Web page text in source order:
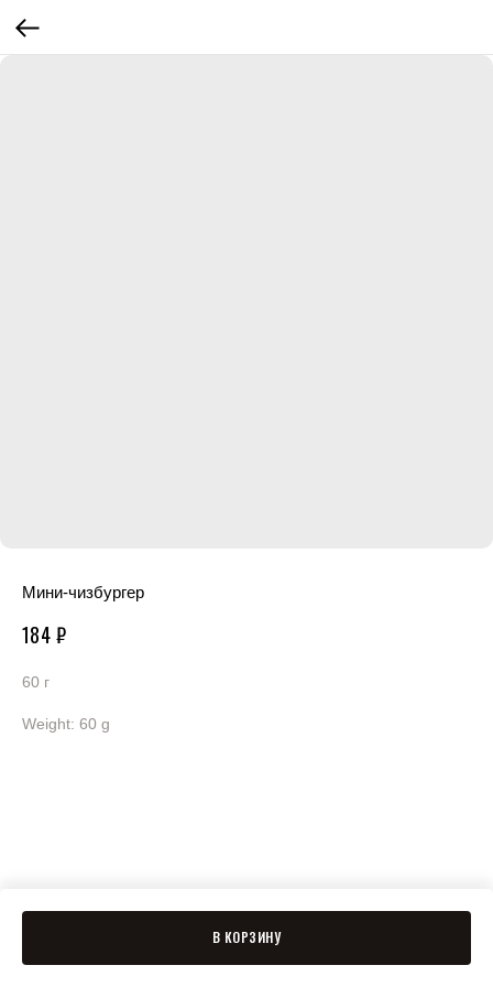
Мини-чизбургер
184 ₽
В КОРЗИНУ
60 г
Weight: 60 g